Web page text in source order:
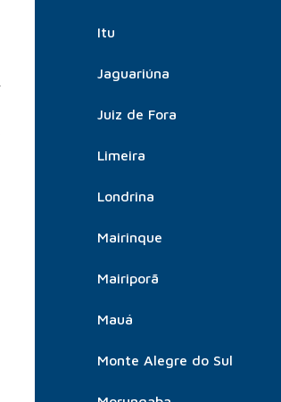
Itu
Jaguariúna
Juiz de Fora
Limeira
Londrina
Mairinque
Mairiporã
Mauá
Monte Alegre do Sul